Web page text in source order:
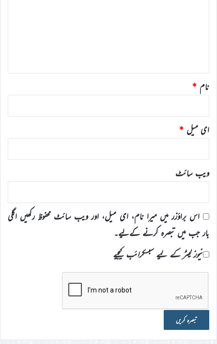
نام *
ای میل *
ویب‌ سائٹ
اس براؤزر میں میرا نام، ای میل، اور ویب سائٹ محفوظ رکھیں اگلی
بار جب میں تبصرہ کرنے کےلیے۔
نیوز لیٹر کے لیے سبسکرائب کیجیے